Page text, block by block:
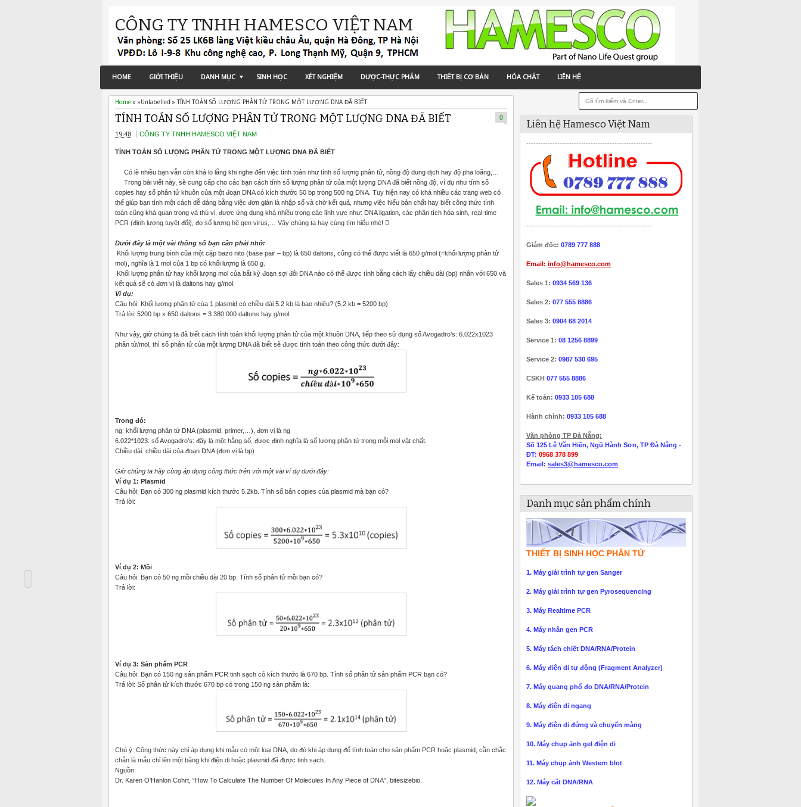
CÔNG TY TNHH HAMESCO VIỆT NAM
HOME GIỚI THIỆU DANH MỤC SINH HỌC XÉT NGHIỆM DƯỢC-THỰC PHẨM THIẾT BỊ CƠ BẢN HÓA CHẤT LIÊN HỆ
Home » »Unlabelled » TÍNH TOÁN SỐ LƯỢNG PHÂN TỬ TRONG MỘT LƯỢNG DNA ĐÃ BIẾT
TÍNH TOÁN SỐ LƯỢNG PHÂN TỬ TRONG MỘT LƯỢNG DNA ĐÃ BIẾT
19:48 CÔNG TY TNHH HAMESCO VIỆT NAM
0
TÍNH TOÁN SỐ LƯỢNG PHÂN TỬ TRONG MỘT LƯỢNG DNA ĐÃ BIẾT
Có lẽ nhiều bạn vẫn còn khá lo lắng khi nghe đến việc tính toán như tính số lượng phân tử, nồng độ dung dịch hay độ pha loãng,…
Trong bài viết này, sẽ cung cấp cho các bạn cách tính số lượng phân tử của một lượng DNA đã biết nồng độ, ví dụ như tính số
copies hay số phân tử khuôn của một đoạn DNA có kích thước 50 bp trong 500 ng DNA. Tuy hiện nay có khá nhiều các trang web có
thể giúp bạn tính một cách dễ dàng bằng việc đơn giản là nhập số và chờ kết quả, nhưng việc hiểu bản chất hay biết công thức tính
toán cũng khá quan trọng và thú vị, được ứng dụng khá nhiều trong các lĩnh vực như: DNA ligation, các phân tích hóa sinh, real-time
PCR (định lượng tuyệt đối), đo số lượng hệ gen virus,… Vậy chúng ta hay cùng tìm hiểu nhé! 
Dưới đây là một vài thông số bạn cần phải nhớ:
Khối lượng trung bình của một cặp bazo nito (base pair – bp) là 650 daltons, cũng có thể được viết là 650 g/mol (=khối lượng phân tử
mol), nghĩa là 1 mol của 1 bp có khối lượng là 650 g.
Khối lượng phân tử hay khối lượng mol của bất kỳ đoạn sợi đôi DNA nào có thể được tính bằng cách lấy chiều dài (bp) nhân với 650 và
kết quả sẽ có đơn vị là daltons hay g/mol.
Ví dụ:
Câu hỏi: Khối lượng phân tử của 1 plasmid có chiều dài 5.2 kb là bao nhiêu? (5.2 kb = 5200 bp)
Trả lời: 5200 bp x 650 daltons = 3 380 000 daltons hay g/mol.
Như vậy, giờ chúng ta đã biết cách tính toán khối lượng phân tử của một khuôn DNA, tiếp theo sử dụng số Avogadro’s: 6.022x1023
phân tử/mol, thì số phân tử của một lượng DNA đã biết sẽ được tính toán theo công thức dưới đây:
Trong đó:
ng: khối lượng phân tử DNA (plasmid, primer,…), đơn vị là ng
6.022*1023: số Avogadro’s: đây là một hằng số, được định nghĩa là số lượng phân tử trong mỗi mol vật chất.
Chiều dài: chiều dài của đoạn DNA (đơn vị là bp)
Giờ chúng ta hãy cùng áp dụng công thức trên với một vài ví dụ dưới đây:
Ví dụ 1: Plasmid
Câu hỏi: Bạn có 300 ng plasmid kích thước 5.2kb. Tính số bản copies của plasmid mà bạn có?
Trả lời:
Ví dụ 2: Mồi
Câu hỏi: Bạn có 50 ng mồi chiều dài 20 bp. Tính số phân tử mồi bạn có?
Trả lời:
Ví dụ 3: Sản phẩm PCR
Câu hỏi: Bạn có 150 ng sản phẩm PCR tinh sạch có kích thước là 670 bp. Tính số phân tử sản phẩm PCR bạn có?
Trả lời: Số phân tử kích thước 670 bp có trong 150 ng sản phẩm là:
Chú ý: Công thức này chỉ áp dụng khi mẫu có một loại DNA, do đó khi áp dụng để tính toán cho sản phẩm PCR hoặc plasmid, cần chắc
chắn là mẫu chỉ lên một băng khi điện di hoặc plasmid đã được tinh sạch.
Nguồn:
Dr. Karen O'Hanlon Cohrt, “How To Calculate The Number Of Molecules In Any Piece of DNA”, bitesizebio.
Liên hệ Hamesco Việt Nam
-----------------------------------------------------
-----------------------------------------------------
Giám đốc: 0789 777 888
Email: info@hamesco.com
Sales 1: 0934 569 136
Sales 2: 077 555 8886
Sales 3: 0904 68 2014
Service 1: 08 1256 8899
Service 2: 0987 530 695
CSKH 077 555 8886
Kế toán: 0933 105 688
Hành chính: 0933 105 688
Văn phòng TP Đà Nẵng:
Số 125 Lê Văn Hiến, Ngũ Hành Sơn, TP Đà Nẵng -
ĐT: 0968 378 899
Email: sales3@hamesco.com
Danh mục sản phẩm chính
THIẾT BỊ SINH HỌC PHÂN TỬ
1. Máy giải trình tự gen Sanger
2. Máy giải trình tự gen Pyrosequencing
3. Máy Realtime PCR
4. Máy nhân gen PCR
5. Máy tách chiết DNA/RNA/Protein
6. Máy điện di tự động (Fragment Analyzer)
7. Máy quang phổ đo DNA/RNA/Protein
8. Máy điện di ngang
9. Máy điện di đứng và chuyển màng
10. Máy chụp ảnh gel điện di
11. Máy chụp ảnh Western blot
12. Máy cắt DNA/RNA